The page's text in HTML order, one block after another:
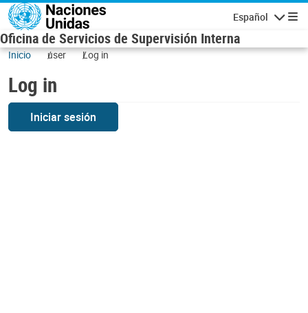
Skip to main content
Español
Oficina de Servicios de Supervisión Interna
Inicio user Log in
Log in
Iniciar sesión